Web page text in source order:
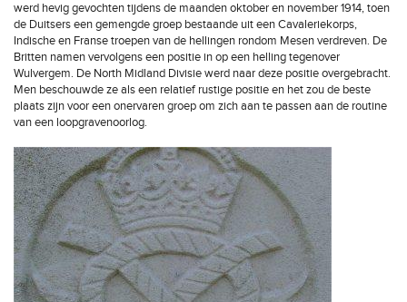
werd hevig gevochten tijdens de maanden oktober en november 1914, toen
de Duitsers een gemengde groep bestaande uit een Cavaleriekorps,
Indische en Franse troepen van de hellingen rondom Mesen verdreven. De
Britten namen vervolgens een positie in op een helling tegenover
Wulvergem. De North Midland Divisie werd naar deze positie overgebracht.
Men beschouwde ze als een relatief rustige positie en het zou de beste
plaats zijn voor een onervaren groep om zich aan te passen aan de routine
van een loopgravenoorlog.